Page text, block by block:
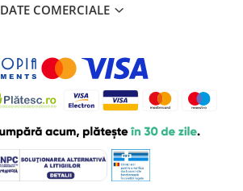
DATE COMERCIALE